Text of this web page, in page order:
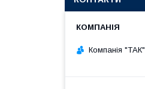
Компанія "ТАК"